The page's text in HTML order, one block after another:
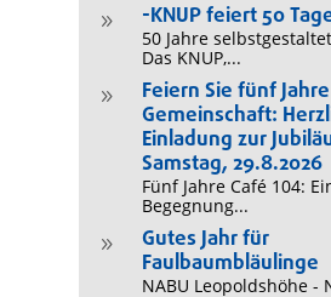
9 -KNUP feiert 50
50 Jahre
Das KNUP,...
9
Feiern Sie fünf Jahre
Gemeinschaft:
Einladung zur
Samstag, 29.8.2026
Fünf Jahre Café 104:
Begegnung...
9
Gutes Jahr für
Faulbaumbläulinge
NABU Leopoldshöhe -